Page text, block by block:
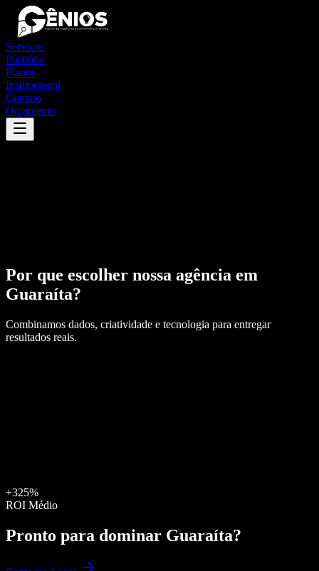
Serviços
Portfólio
Planos
Institucional
Contato
Orçamento
Por que escolher nossa agência em
Guaraíta?
Combinamos dados, criatividade e tecnologia para entregar
resultados reais.
+325%
ROI Médio
Pronto para dominar Guaraíta?